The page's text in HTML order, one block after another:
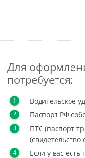
Для
потребуется:
Водительское
Паспорт РФ
ПТС (паспорт
(свидетельство
Если у вас